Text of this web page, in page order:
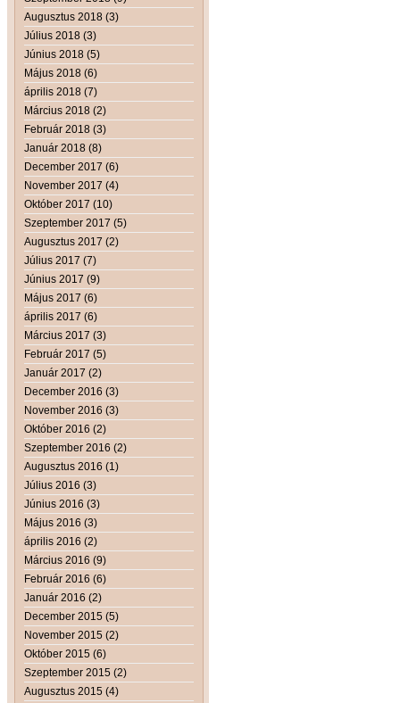
Augusztus 2018 (3)
Július 2018 (3)
Június 2018 (5)
Május 2018 (6)
április 2018 (7)
Március 2018 (2)
Február 2018 (3)
Január 2018 (8)
December 2017 (6)
November 2017 (4)
Október 2017 (10)
Szeptember 2017 (5)
Augusztus 2017 (2)
Július 2017 (7)
Június 2017 (9)
Május 2017 (6)
április 2017 (6)
Március 2017 (3)
Február 2017 (5)
Január 2017 (2)
December 2016 (3)
November 2016 (3)
Október 2016 (2)
Szeptember 2016 (2)
Augusztus 2016 (1)
Július 2016 (3)
Június 2016 (3)
Május 2016 (3)
április 2016 (2)
Március 2016 (9)
Február 2016 (6)
Január 2016 (2)
December 2015 (5)
November 2015 (2)
Október 2015 (6)
Szeptember 2015 (2)
Augusztus 2015 (4)